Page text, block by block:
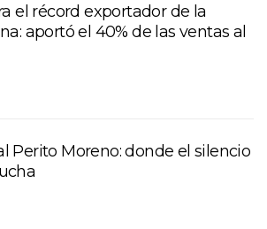
el récord exportador de la
aportó el 40% de las ventas al
Perito Moreno: donde el silencio